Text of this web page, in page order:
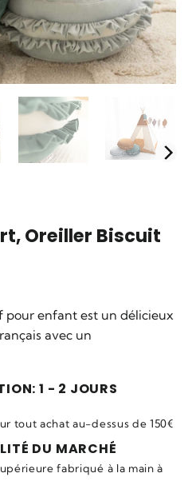
Oreiller Biscuit
pour enfant est un délicieux
avec un
1 - 2 JOURS
tout achat au-dessus de 150€
DU MARCHÉ
fabriqué à la main à